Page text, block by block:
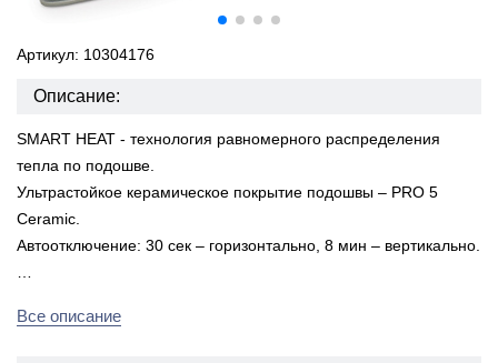
Артикул: 10304176
Описание:
SMART HEAT - технология равномерного распределения
тепла по подошве.
Ультрастойкое керамическое покрытие подошвы – PRO 5
Ceramic.
Автоотключение: 30 сек – горизонтально, 8 мин – вертикально.
Все описание